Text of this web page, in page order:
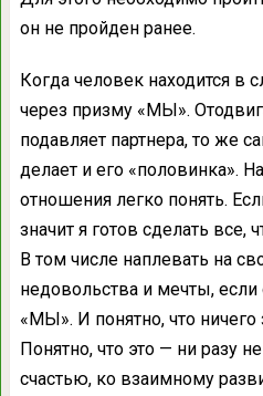
он не пройден ранее.
Когда человек находится в
через призму «МЫ».
подавляет партнера, то же
делает и его «половинка».
отношения легко понять.
значит я готов сделать все,
В том числе наплевать на
недовольства и мечты,
«МЫ». И понятно, что ничего
Понятно, что это — ни разу
счастью, ко взаимному